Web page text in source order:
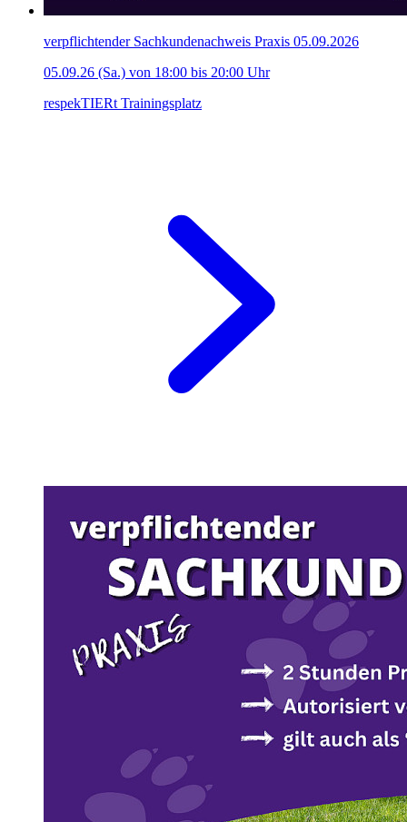
verpflichtender Sachkundenachweis Praxis 05.09.2026
05.09.26 (Sa.) von 18:00 bis 20:00 Uhr
respekTIERt Trainingsplatz